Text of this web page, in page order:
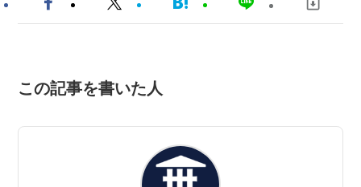
この記事を書いた人